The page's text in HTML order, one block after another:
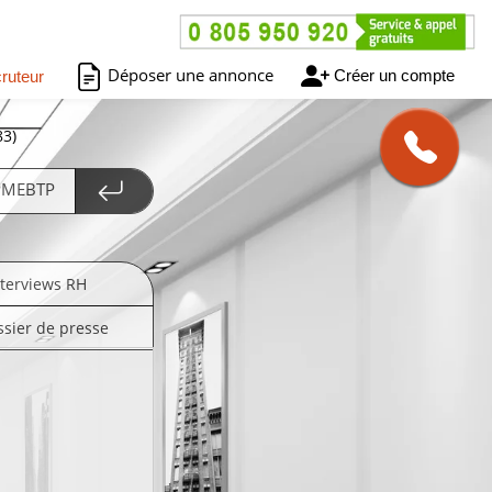
Déposer une annonce Créer un compte
RH
de presse